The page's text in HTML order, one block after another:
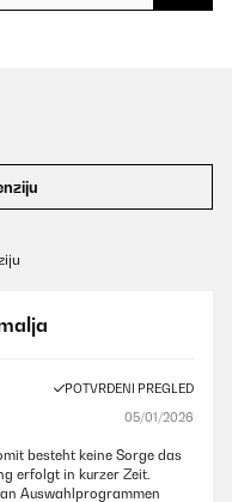
POTVRĐENI PREGLED
05/01/2026
besteht keine Sorge das
erfolgt in kurzer Zeit.
Auswahlprogrammen